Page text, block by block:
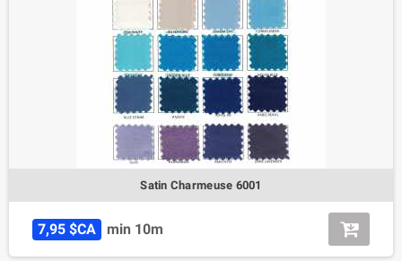
Satin Charmeuse 6001
7,95 $CA min 10m